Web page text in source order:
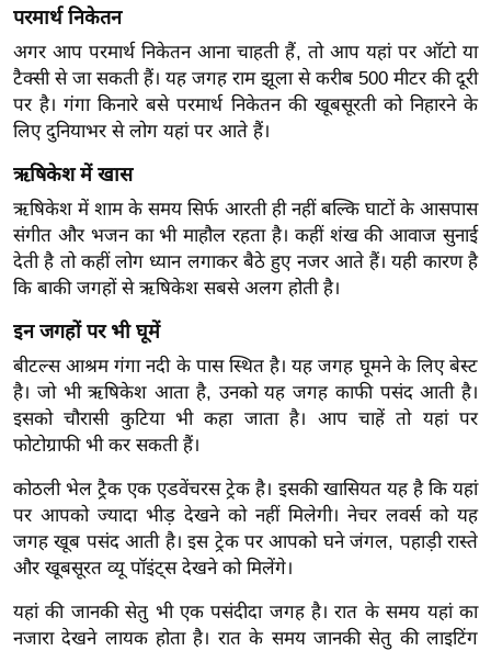
बॉ
ली
वु
ड
हॉ
ली
वु
ड
फि
ल्म
मी
क्षा
B
r
a
k
i
n
g
N
परमार्थ निकेतन
अगर आप परमार्थ निकेतन आना चाहती हैं, तो आप यहां पर ऑटो या
टैक्सी से जा सकती हैं। यह जगह राम झूला से करीब 500 मीटर की दूरी
पर है। गंगा किनारे बसे परमार्थ निकेतन की खूबसूरती को निहारने के
लिए दुनियाभर से लोग यहां पर आते हैं।
ऋषिकेश में खास
ऋषिकेश में शाम के समय सिर्फ आरती ही नहीं बल्कि घाटों के आसपास
संगीत और भजन का भी माहौल रहता है। कहीं शंख की आवाज सुनाई
देती है तो कहीं लोग ध्यान लगाकर बैठे हुए नजर आते हैं। यही कारण है
कि बाकी जगहों से ऋषिकेश सबसे अलग होती है।
इन जगहों पर भी घूमें
बीटल्स आश्रम गंगा नदी के पास स्थित है। यह जगह घूमने के लिए बेस्ट
है। जो भी ऋषिकेश आता है, उनको यह जगह काफी पसंद आती है।
इसको चौरासी कुटिया भी कहा जाता है। आप चाहें तो यहां पर
फोटोग्राफी भी कर सकती हैं।
कोठली भेल ट्रैक एक एडवेंचरस ट्रेक है। इसकी खासियत यह है कि यहां
पर आपको ज्यादा भीड़ देखने को नहीं मिलेगी। नेचर लवर्स को यह
जगह खूब पसंद आती है। इस ट्रेक पर आपको घने जंगल, पहाड़ी रास्ते
और खूबसूरत व्यू पॉइंट्स देखने को मिलेंगे।
यहां की जानकी सेतु भी एक पसंदीदा जगह है। रात के समय यहां का
नजारा देखने लायक होता है। रात के समय जानकी सेतु की लाइटिंग